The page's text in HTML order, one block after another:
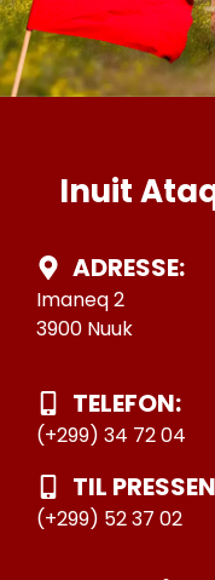
Inuit
ADRESSE:
Imaneq 2
3900 Nuuk
TELEFON:
(+299) 34 72 04
TIL
(+299) 52 37 02